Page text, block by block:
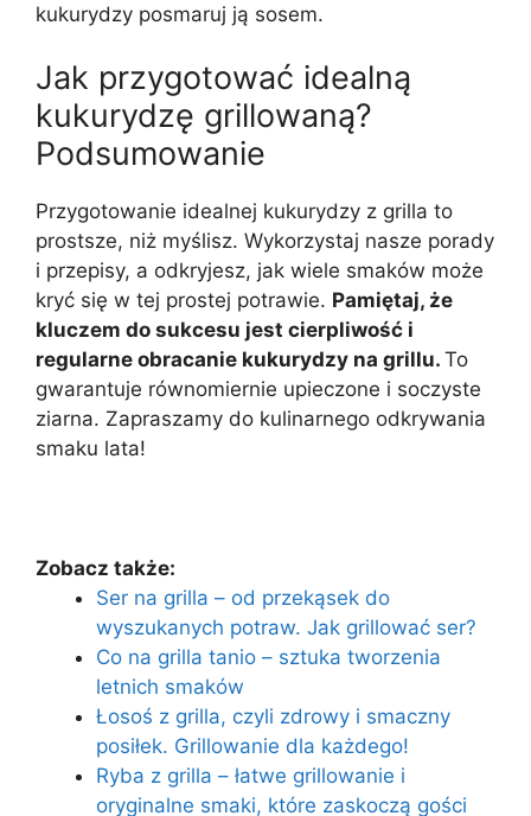
kukurydzy posmaruj ją sosem.
Jak przygotować idealną
kukurydzę grillowaną?
Podsumowanie
Przygotowanie idealnej kukurydzy z grilla to
prostsze, niż myślisz. Wykorzystaj nasze porady
i przepisy, a odkryjesz, jak wiele smaków może
kryć się w tej prostej potrawie. Pamiętaj, że
kluczem do sukcesu jest cierpliwość i
regularne obracanie kukurydzy na grillu. To
gwarantuje równomiernie upieczone i soczyste
ziarna. Zapraszamy do kulinarnego odkrywania
smaku lata!
Zobacz także:
Ser na grilla – od przekąsek do
wyszukanych potraw. Jak grillować ser?
Co na grilla tanio – sztuka tworzenia
letnich smaków
Łosoś z grilla, czyli zdrowy i smaczny
posiłek. Grillowanie dla każdego!
Ryba z grilla – łatwe grillowanie i
oryginalne smaki, które zaskoczą gości